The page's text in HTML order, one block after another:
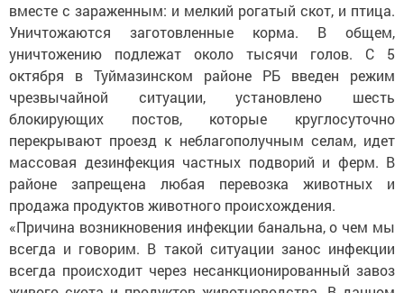
вместе с зараженным: и мелкий рогатый скот, и птица.
Уничтожаются заготовленные корма. В общем,
уничтожению подлежат около тысячи голов. С 5
октября в Туймазинском районе РБ введен режим
чрезвычайной ситуации, установлено шесть
блокирующих постов, которые круглосуточно
перекрывают проезд к неблагополучным селам, идет
массовая дезинфекция частных подворий и ферм. В
районе запрещена любая перевозка животных и
продажа продуктов животного происхождения.
«Причина возникновения инфекции банальна, о чем мы
всегда и говорим. В такой ситуации занос инфекции
всегда происходит через несанкционированный завоз